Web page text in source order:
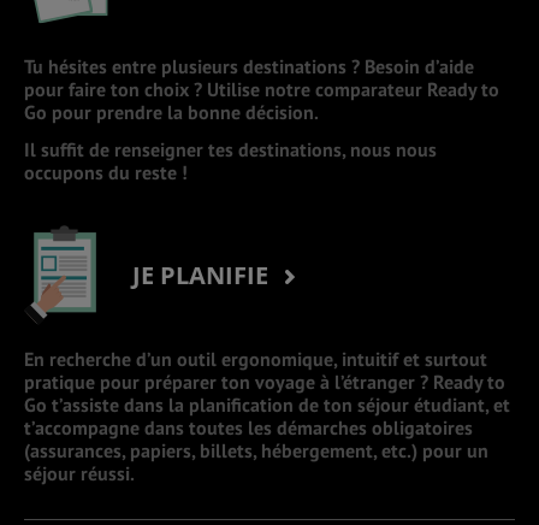
Tu hésites entre plusieurs destinations ? Besoin d’aide
pour faire ton choix ? Utilise notre comparateur Ready to
Go pour prendre la bonne décision.
Il suffit de renseigner tes destinations, nous nous
occupons du reste !
JE PLANIFIE
En recherche d’un outil ergonomique, intuitif et surtout
pratique pour préparer ton voyage à l’étranger ? Ready to
Go t’assiste dans la planification de ton séjour étudiant, et
t’accompagne dans toutes les démarches obligatoires
(assurances, papiers, billets, hébergement, etc.) pour un
séjour réussi.